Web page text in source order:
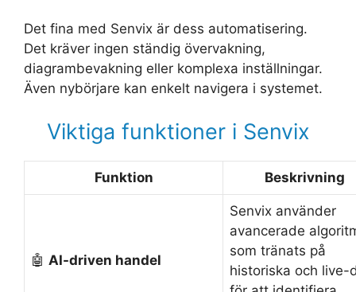
Det fina med Senvix är dess automatisering.
Det kräver ingen ständig övervakning,
diagrambevakning eller komplexa inställningar.
Även nybörjare kan enkelt navigera i systemet.
Viktiga funktioner i Senvix
Funktion Beskrivning
🤖 AI-driven handel
Senvix använder
avancerade
som tränats på
historiska och live-